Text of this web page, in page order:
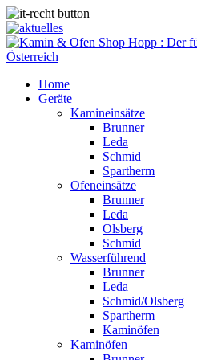
Home
Geräte
Kamineinsätze
Brunner
Leda
Schmid
Spartherm
Ofeneinsätze
Brunner
Leda
Olsberg
Schmid
Wasserführend
Brunner
Leda
Schmid/Olsberg
Spartherm
Kaminöfen
Kaminöfen